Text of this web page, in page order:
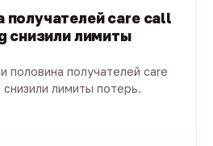
получателей care call
снизили лимиты
половина получателей care
лимиты потерь.